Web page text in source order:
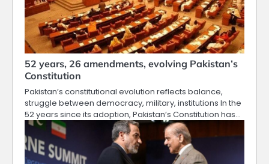
52 years, 26 amendments, evolving Pakistan’s
Constitution
Pakistan’s constitutional evolution reflects balance,
struggle between democracy, military, institutions In the
52 years since its adoption, Pakistan’s Constitution has…